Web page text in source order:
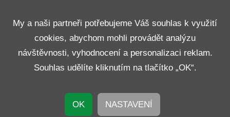
Obchodní podmínky
Doprava a platba
Odstoupení od smlouvy
© 2026 B E N K O R s.r.o. Nastavení cookies
My a naši partneři potřebujeme Váš souhlas k využití
cookies, abychom mohli provádět analýzu
návštěvnosti, vyhodnocení a personalizaci reklam.
Souhlas udělíte kliknutím na tlačítko „OK“.
OK NASTAVENÍ